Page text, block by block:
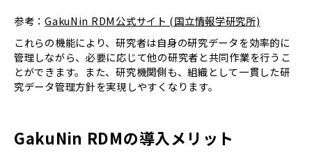
参考：GakuNin RDM公式サイト (国立情報学研究所)
これらの機能により、研究者は自身の研究データを効率的に
管理しながら、必要に応じて他の研究者と共同作業を行うこ
とができます。また、研究機関側も、組織として一貫した研
究データ管理方針を実現しやすくなります。
GakuNin RDMの導入メリット